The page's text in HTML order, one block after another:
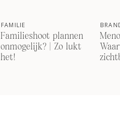
FAMILIE
Familieshoot plannen
onmogelijk? | Zo lukt
het!